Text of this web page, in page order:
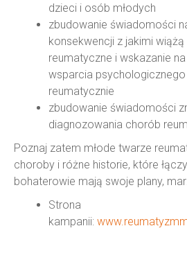
dzieci i osób młodych
zbudowanie świadomości
konsekwencji z jakimi
reumatyczne i wskazanie
wsparcia
reumatycznie
zbudowanie świadomości
diagnozowania chorób
Poznaj zatem młode twarze
choroby i różne historie, które
bohaterowie mają swoje plany,
Strona
kampanii: